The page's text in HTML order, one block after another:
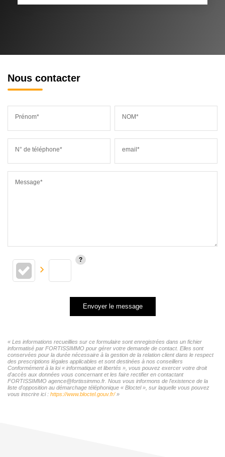
Nous contacter
Prénom* NOM*
N° de téléphone* email*
Message*
Envoyer le message
« Les informations recueillies sur ce formulaire sont enregistrées dans un fichier
informatisé par FORTISSIMMO pour gérer votre demande de contact. Elles sont
conservées pour la durée nécessaire à la gestion de la relation client dans le respect
des prescriptions légales applicables et sont destinées à nos conseillers
Conformément à la loi « informatique et libertés », vous pouvez exercer votre droit
d'accès aux données vous concernant et les faire rectifier en contactant
FORTISSIMMO agence@fortissimmo.fr. Nous vous informons de l'existence de la
liste d'opposition au démarchage téléphonique « Bloctel », sur laquelle vous pouvez
vous inscrire ici : https://www.bloctel.gouv.fr/»